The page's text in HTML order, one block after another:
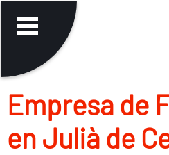
Empresa de
en Julià de